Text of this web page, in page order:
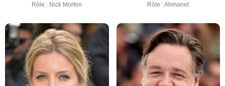
Rôle : Nick Morton Rôle : Ahmanet